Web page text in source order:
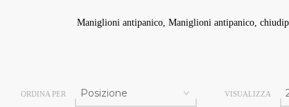
Maniglioni antipanico, Maniglioni antipanico,
ORDINA PER VISUALIZZA